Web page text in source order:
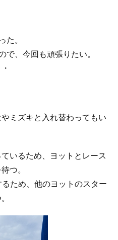
た。
で、今回も頑張りたい。
ミズキと入れ替わってもい
いるため、ヨットとレース
つ。
ため、他のヨットのスター